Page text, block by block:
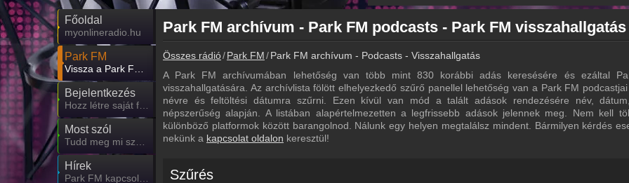
Főoldal
myonlineradio.hu
Park FM
Bejelentkezés
Most szól
Hírek
Park FM archívum - Park FM podcasts - Park FM visszahallgatás
Összes rádió Park FM
Park FM archívum - Podcasts - Visszahallgatás
A Park FM archívumában lehetőség van több mint 830 korábbi adás keresésére és ezáltal
visszahallgatására. Az archívlista fölött elhelyezkedő szűrő panellel lehetőség van a Park FM
névre és feltöltési dátumra szűrni. Ezen kívül van mód a talált adások rendezésére név,
népszerűség alapján. A listában alapértelmezetten a legfrissebb adások jelennek meg. Nem kell
különböző platformok között barangolnod. Nálunk egy helyen megtalálsz mindent. Bármilyen kérdés
nekünk a kapcsolat oldalon keresztül!
Szűrés